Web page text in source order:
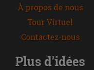
À propos de nous
Tour Virtuel
Contactez-nous
Plus d’idées